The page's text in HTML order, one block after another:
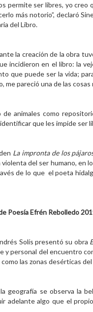
permite ser libres, yo
más notorio”, declaró
del Libro.
la creación de la obra
incidieron en el libro: la
que puede ser la vida;
me pareció una de las
animales como
que les impide ser
La impronta de los
del ser humano, en
de lo que el poeta
Poesía Efrén Rebolledo
Solís presentó su obra
y personal del encuentro
las zonas desérticas
geografía se observa la
adelante algo que el